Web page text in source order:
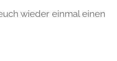
wieder einmal einen